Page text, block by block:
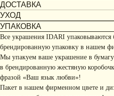
ДОСТАВКА
УХОД
УПАКОВКА
Все украшения IDARI
брендированную упаковку в нашем
Мы упакуем ваше украшение в
в брендированную жестяную
фразой «Ваш язык любви»!
Пакет в нашем фирменном цвете и